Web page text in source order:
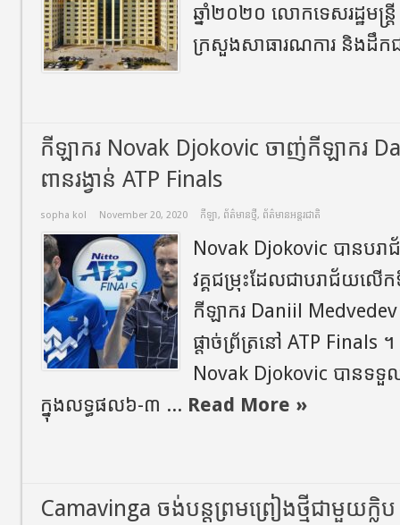
ឆ្នាំ២០២០ លោកទេសរដ្ឋមន្ត្
ក្រសួងសាធារណការ និងដឹក
កីឡាករ Novak Djokovic ចាញ់កីឡាករ
ពានរង្វាន់ ATP Finals
sopha kol November 20, 2020 កីឡា, ព័ត៌មានថ្មី, ព័ត៌មានអន្តរជាតិ
Novak Djokovic បានបរា
វគ្គជម្រុះដែលជាបរាជ័យលើ
កីឡាករ Daniil
ផ្តាច់ព្រ័ត្រនៅ ATP Finals
Novak Djokovic បាន
ក្នុងលទ្ធផល៦-៣ ... Read More »
Camavinga ចង់បន្តព្រមព្រៀងថ្មីជាមួយក្លិ